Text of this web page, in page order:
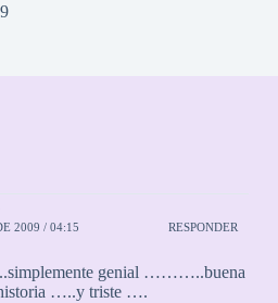
2009 / 04:15 RESPONDER
genial ………..buena
…..y triste ….